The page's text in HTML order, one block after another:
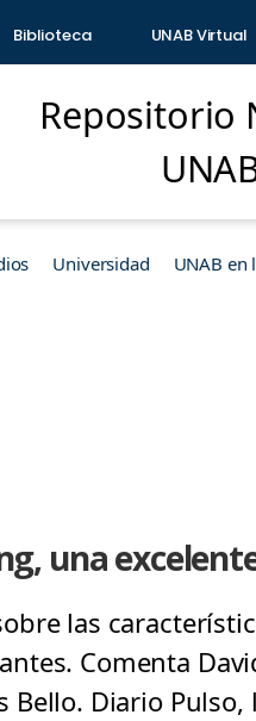
Biblioteca UNAB Virtual
Repositorio
Universidad UNAB en
una
las
Comenta
Diario